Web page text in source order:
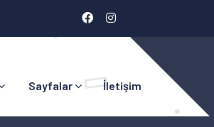
Sayfalar İletişim